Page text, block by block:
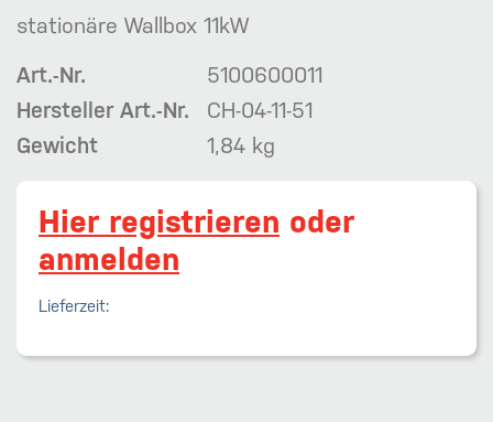
stationäre Wallbox 11kW
Art.-Nr.
5100600011
Hersteller Art.-Nr.
CH-04-11-51
Gewicht
1,84 kg
Hier registrieren oder
anmelden
Lieferzeit: